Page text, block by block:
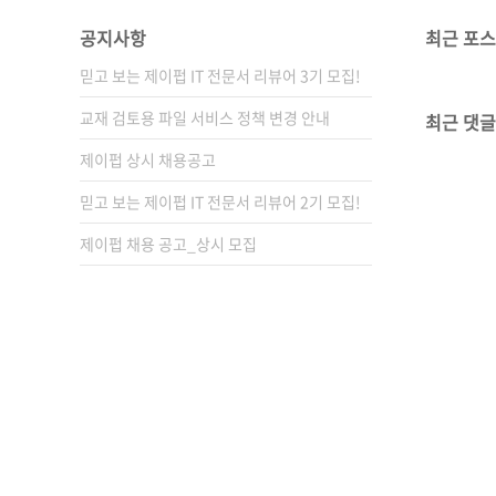
공지사항
믿고 보는 제이펍 IT 전문서 리뷰어 3기 모집!
교재 검토용 파일 서비스 정책 변경 안내
제이펍 상시 채용공고
믿고 보는 제이펍 IT 전문서 리뷰어 2기 모집!
제이펍 채용 공고_상시 모집
최근 포
최근 댓글